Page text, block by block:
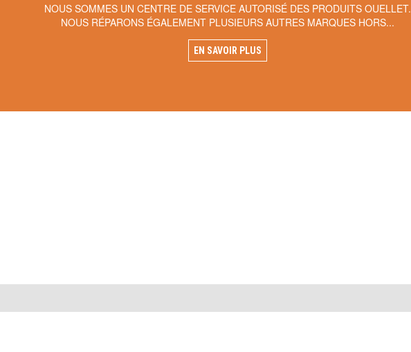
NOUS SOMMES UN CENTRE DE SERVICE AUTORISÉ DES PRODUITS OUELLET.
NOUS RÉPARONS ÉGALEMENT PLUSIEURS AUTRES MARQUES HORS...
EN SAVOIR PLUS